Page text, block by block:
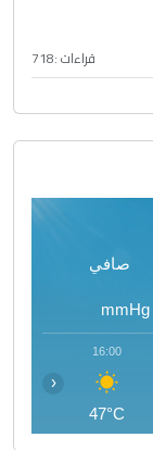
قراءات :718
صافي
mmHg
16:00
47°C
‹